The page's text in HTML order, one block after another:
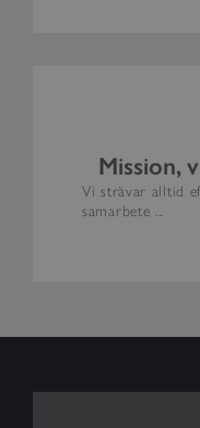
Mission,
Vi strävar alltid
samarbete ...